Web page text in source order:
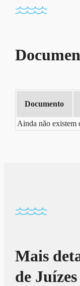
Documento
Ainda não existem
Mais
de